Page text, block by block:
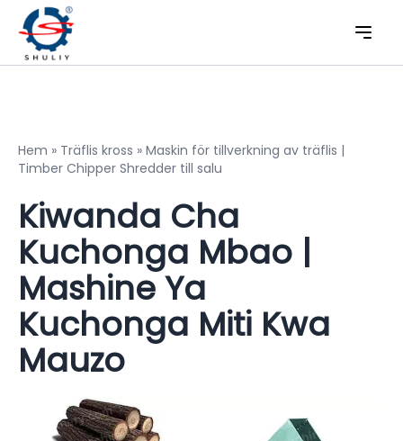
Hem » Träflis kross » Maskin för tillverkning av träflis |
Timber Chipper Shredder till salu
Kiwanda Cha
Kuchonga Mbao |
Mashine Ya
Kuchonga Miti Kwa
Mauzo